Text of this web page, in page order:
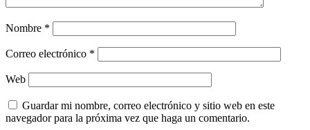
Nombre *
Correo electrónico *
Web
Guardar mi nombre, correo electrónico y sitio web en este
navegador para la próxima vez que haga un comentario.